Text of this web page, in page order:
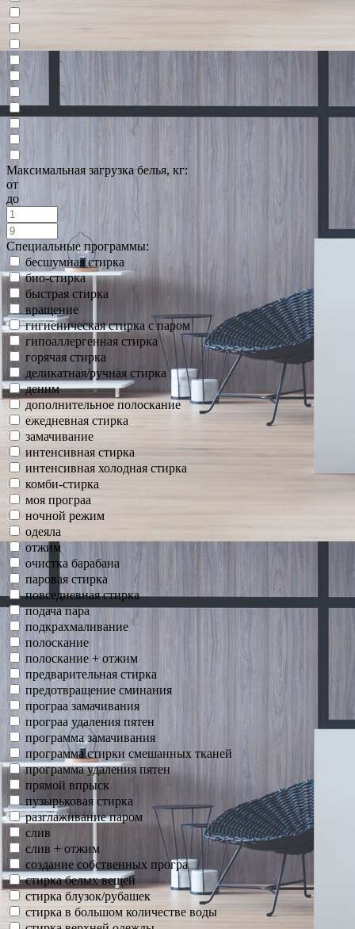
Максимальная загрузка белья, кг:
от
до
Специальные программы:
бесшумная стирка
био-стирка
быстрая стирка
вращение
гигиеническая стирка с паром
гипоаллергенная стирка
горячая стирка
деликатная/ручная стирка
деним
дополнительное полоскание
ежедневная стирка
замачивание
интенсивная стирка
интенсивная холодная стирка
комби-стирка
моя програа
ночной режим
одеяла
отжим
очистка барабана
паровая стирка
повседневная стирка
подача пара
подкрахмаливание
полоскание
полоскание + отжим
предварительная стирка
предотвращение сминания
програа замачивания
програа удаления пятен
программа замачивания
программа стирки смешанных тканей
программа удаления пятен
прямой впрыск
пузырьковая стирка
разглаживание паром
слив
слив + отжим
создание собственных програ
стирка белых вещей
стирка блузок/рубашек
стирка в большом количестве воды